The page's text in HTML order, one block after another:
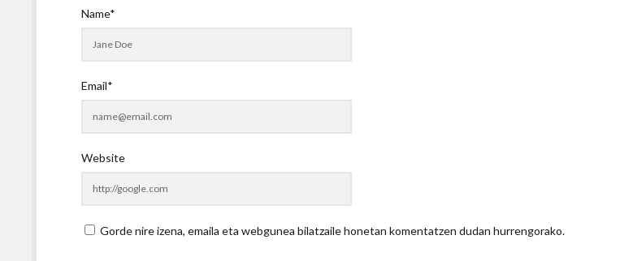
Name*
Email*
Website
Gorde nire izena, emaila eta webgunea bilatzaile honetan komentatzen dudan hurrengorako.